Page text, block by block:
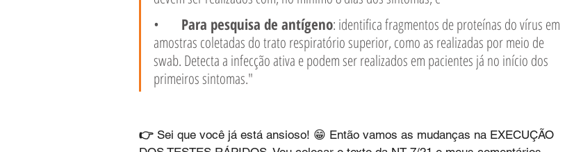
Para pesquisa de antígeno: identifica fragmentos de proteínas do vírus em
amostras coletadas do trato respiratório superior, como as realizadas por meio de
swab. Detecta a infecção ativa e podem ser realizados em pacientes já no início dos
primeiros sintomas."
👉 Sei que você já está ansioso! 😁 Então vamos as mudanças na EXECUÇÃO